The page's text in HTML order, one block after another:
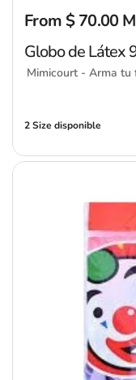
Precio regular
From $ 70.00
Globo de Látex
Mimicourt - Arma tu
2 Size disponible